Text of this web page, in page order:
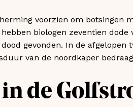
voorzien om botsingen
biologen zeventien
gevonden. In de afgelopen
van de noordkaper
de